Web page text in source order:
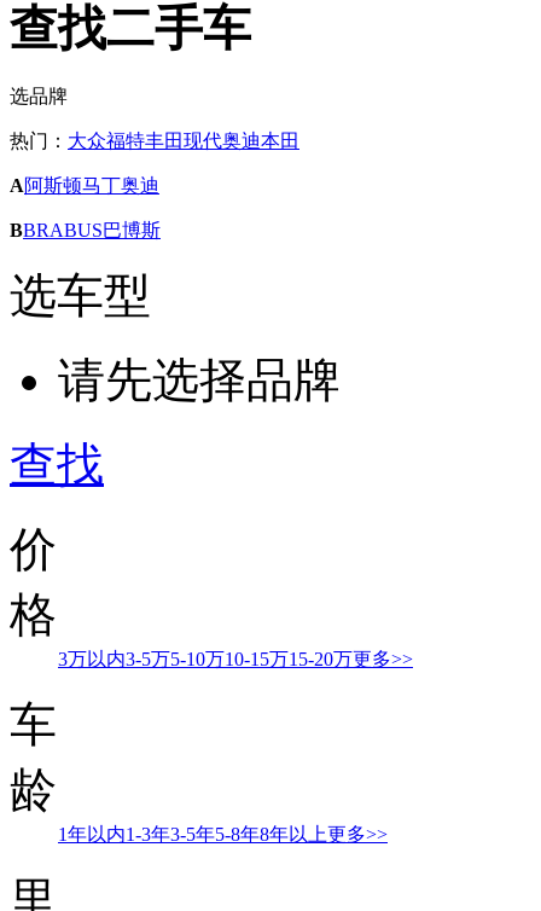
查找二手车
选品牌
热门： 大众福特丰田现代奥迪本田
A阿斯顿马丁奥迪
BBRABUS巴博斯
选车型
请先选择品牌
查找
价
格
3万以内3-5万5-10万10-15万15-20万更多>>
车
龄
1年以内1-3年3-5年5-8年8年以上更多>>
里